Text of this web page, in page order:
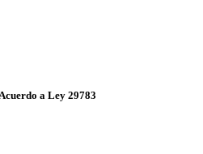
a Ley 29783